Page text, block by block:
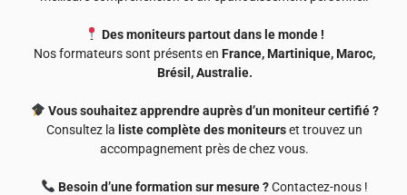
Des moniteurs partout dans le monde !
Nos formateurs sont présents enFrance, Martinique, Maroc,
Brésil, Australie.
Vous souhaitez apprendre auprès d’un moniteur certifié ?
Consultez la liste complète des moniteurset trouvez un
accompagnement près de chez vous.
Besoin d’une formation sur mesure ?Contactez-nous !